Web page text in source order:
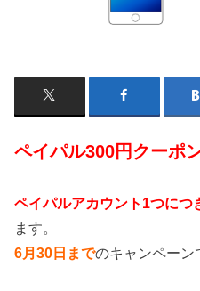
ペイパル300円クーポ
ペイパルアカウント1つにつ
ます。
6月30日までのキャンペーン